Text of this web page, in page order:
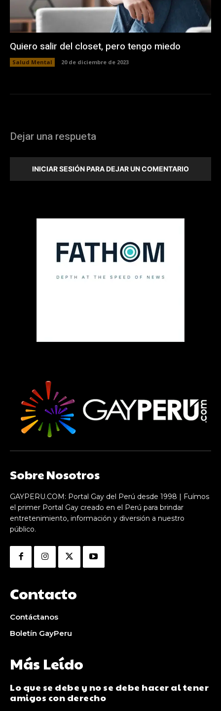
Quiero salir del closet, pero tengo miedo
Salud Mental 20 de diciembre de 2023
Dejar una respueta
INICIAR SESIÓN PARA DEJAR UN COMENTARIO
Sobre Nosotros
GAYPERU.COM: Portal Gay del Perú desde 1998 | Fuímos
el primer Portal Gay creado en el Perú para brindar
entretenimiento, información y diversión a nuestro
público.
Contacto
Contáctanos
Boletín GayPeru
Más Leído
Lo que se debe y no se debe hacer al tener
amigos con derecho